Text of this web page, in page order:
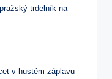
trdelník na
v hustém záplavu